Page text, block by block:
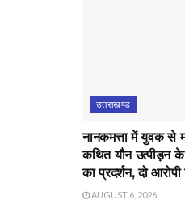
उत्तराखण्ड
नानकमत्ता में युवक से
कथित यौन उत्पीड़न के
का प्रदर्शन, दो आरोपी
AUGUST 6, 2026